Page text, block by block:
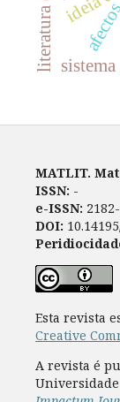
MATLIT.
ISSN: -
e-ISSN:
DOI:
Esta revista
Creative
A revista é